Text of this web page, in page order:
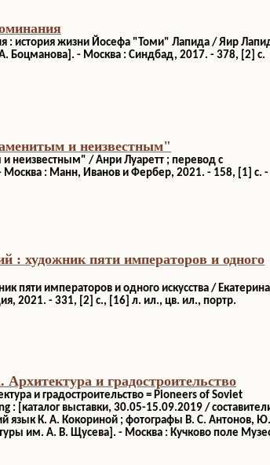
: история жизни Йосефа "Томи" Лапида / Яир
Боцманова]. - Москва : Синдбад, 2017. - 378, [2] с.
и неизвестным"
неизвестным" / Анри Луаретт ; перевод с
Москва : Манн, Иванов и Фербер, 2021. - 158, [1] с. -
: художник пяти императоров и одного
пяти императоров и одного искусства / Екатерина
2021. - 331, [2] с., [16] л. ил., цв. ил., портр.
и градостроительство
и градостроительство = Pioneers of Soviet
: [каталог выставки, 30.05-15.09.2019 /
язык К. А. Кокориной ; фотографы В. С. Антонов,
им. А. В. Щусева]. - Москва : Кучково поле